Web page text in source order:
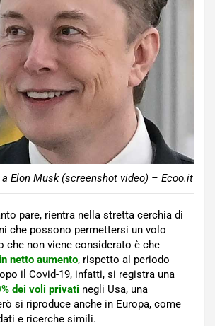
Elon Musk (screenshot video) – Ecoo.it
pare, rientra nella stretta cerchia di
che possono permettersi un volo
che non viene considerato è che
in netto aumento, rispetto al periodo
il Covid-19, infatti, si registra una
dei voli privati negli Usa, una
si riproduce anche in Europa, come
e ricerche simili.